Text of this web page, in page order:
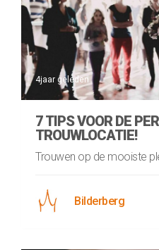
4jaar geleden
7 TIPS VOOR DE
TROUWLOCATIE!
Trouwen op de mooiste
Bilderberg